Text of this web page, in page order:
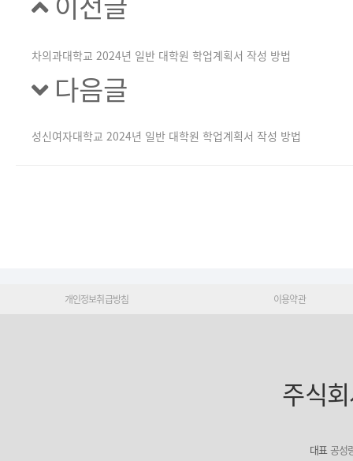
차의과대학교 2024년 일반 대학원 학업계획서 작성 방법
다음글
성신여자대학교 2024년 일반 대학원 학업계획서 작성 방법
개인정보취급방침 이용약관
주식
대표공성